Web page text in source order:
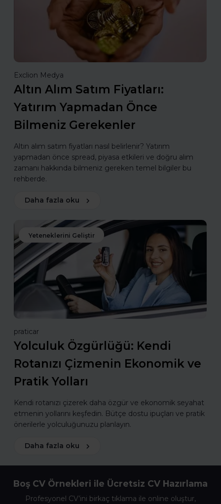
Exclion Medya
Altın Alım Satım Fiyatları:
Yatırım Yapmadan Önce
Bilmeniz Gerekenler
Altın alım satım fiyatları nasıl belirlenir? Yatırım
yapmadan önce spread, piyasa etkileri ve doğru alım
zamanı hakkında bilmeniz gereken temel bilgiler bu
rehberde.
Daha fazla oku
Yeteneklerini Geliştir
praticar
Yolculuk Özgürlüğü: Kendi
Rotanızı Çizmenin Ekonomik ve
Pratik Yolları
Kendi rotanızı çizerek daha özgür ve ekonomik seyahat
etmenin yollarını keşfedin. Bütçe dostu ipuçları ve pratik
önerilerle yolculuğunuzu planlayın.
Daha fazla oku
Boş CV Örnekleri ile Ücretsiz CV Hazırlama
Profesyonel CV’ini birkaç tıklama ile online oluştur,